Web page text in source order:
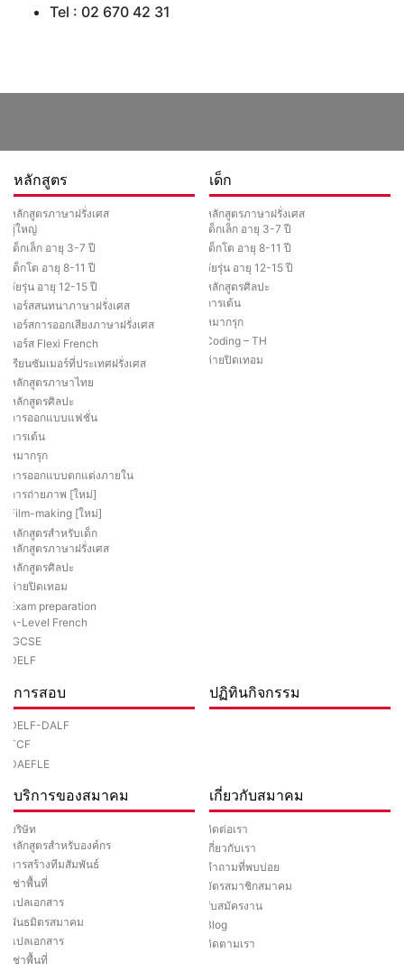
Tel : 02 670 42 31
หลักสูตร
หลักสูตรภาษาฝรั่งเศส
ผู้ใหญ่
เด็กเล็ก อายุ 3-7 ปี
เด็กโต อายุ 8-11 ปี
วัยรุ่น อายุ 12-15 ปี
คอร์สสนทนาภาษาฝรั่งเศส
คอร์สการออกเสียงภาษาฝรั่งเศส
คอร์ส Flexi French
เรียนซัมเมอร์ที่ประเทศฝรั่งเศส
หลักสูตรภาษาไทย
หลักสูตรศิลปะ
การออกแบบแฟชั่น
การเต้น
หมากรุก
การออกแบบตกแต่งภายใน
การถ่ายภาพ [ใหม่]
Film-making [ใหม่]
หลักสูตรสำหรับเด็ก
หลักสูตรภาษาฝรั่งเศส
หลักสูตรศิลปะ
ค่ายปิดเทอม
Exam preparation
A-Level French
IGCSE
DELF
เด็ก
หลักสูตรภาษาฝรั่งเศส
เด็กเล็ก อายุ 3-7 ปี
เด็กโต อายุ 8-11 ปี
วัยรุ่น อายุ 12-15 ปี
หลักสูตรศิลปะ
การเต้น
หมากรุก
Coding – TH
ค่ายปิดเทอม
การสอบ
DELF-DALF
TCF
DAEFLE
ปฏิทินกิจกรรม
บริการของสมาคม
บริษัท
หลักสูตรสำหรับองค์กร
การสร้างทีมสัมพันธ์
เช่าพื้นที่
แปลเอกสาร
พันธมิตรสมาคม
แปลเอกสาร
เช่าพื้นที่
เกี่ยวกับสมาคม
ติดต่อเรา
เกี่ยวกับเรา
คำถามที่พบบ่อย
บัตรสมาชิกสมาคม
รับสมัครงาน
Blog
ติดตามเรา